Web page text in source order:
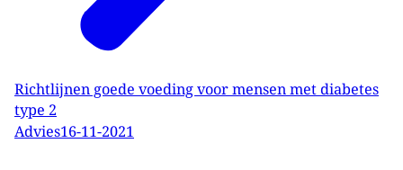
Richtlijnen goede voeding voor mensen met diabetes
type 2
Advies16-11-2021